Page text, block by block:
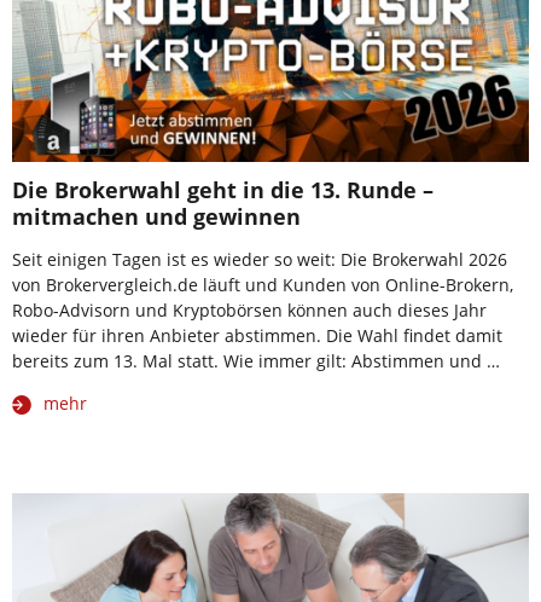
Die Brokerwahl geht in die 13. Runde –
mitmachen und gewinnen
Seit einigen Tagen ist es wieder so weit: Die Brokerwahl 2026
von Brokervergleich.de läuft und Kunden von Online-Brokern,
Robo-Advisorn und Kryptobörsen können auch dieses Jahr
wieder für ihren Anbieter abstimmen. Die Wahl findet damit
bereits zum 13. Mal statt. Wie immer gilt: Abstimmen und …
mehr